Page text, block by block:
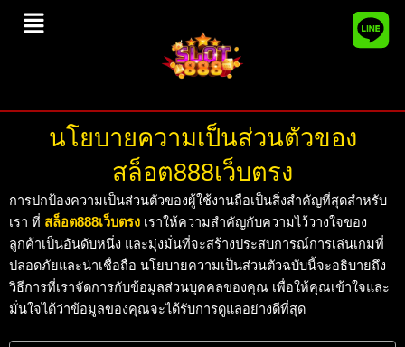
SkipMenu
นโยบายความเป็นส่วนตัวของ
สล็อต888เว็บตรง
การปกป้องความเป็นส่วนตัวของผู้ใช้งานถือเป็นสิ่งสำคัญที่สุดสำหรับ
เรา ที่ สล็อต888เว็บตรง เราให้ความสำคัญกับความไว้วางใจของ
ลูกค้าเป็นอันดับหนึ่ง และมุ่งมั่นที่จะสร้างประสบการณ์การเล่นเกมที่
ปลอดภัยและน่าเชื่อถือ นโยบายความเป็นส่วนตัวฉบับนี้จะอธิบายถึง
วิธีการที่เราจัดการกับข้อมูลส่วนบุคคลของคุณ เพื่อให้คุณเข้าใจและ
มั่นใจได้ว่าข้อมูลของคุณจะได้รับการดูแลอย่างดีที่สุด